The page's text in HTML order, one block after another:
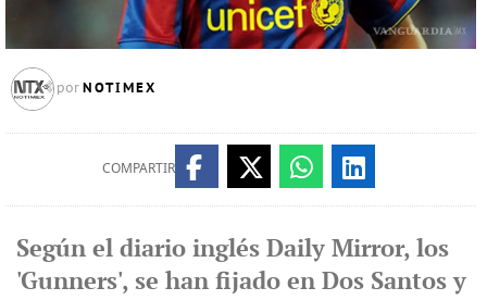
por NOTIMEX
COMPARTIR
Según el diario inglés Daily Mirror, los
'Gunners', se han fijado en Dos Santos y